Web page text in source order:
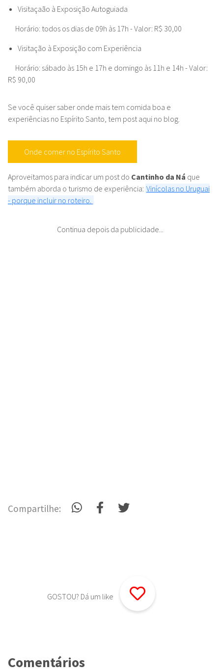
Visitaçaão à Exposição Autoguiada
Horário: todos os dias de 09h às 17h - Valor: R$ 30,00
Visitação à Exposição com Experiência
Horário: sábado às 15h e 17h e domingo às 11h e 14h - Valor:
R$ 90,00
Se você quiser saber onde mais tem comida boa e
experiências no Espírito Santo, tem post aqui no blog.
Onde comer no Espírito Santo
Aproveitamos para indicar um post do Cantinho da Ná que
também aborda o turismo de experiência: Vinícolas no Uruguai
- porque incluir no roteiro.
Continua depois da publicidade...
Compartilhe:
GOSTOU? Dá um like
Comentários